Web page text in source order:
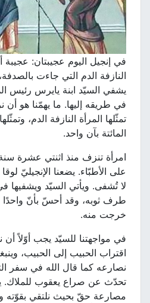
في إنجيل اليوم عجيبتان: عجيبة
النازفة الدم التي جاءت بالصدفة،
يشفي السيّد ابنة يايرس رئيس
في طريقه إليها. ما يهمّنا هو أن
تمثّلها المرأة النازفة الدم،
المائتة بآن واحد.
امرأة تنزف منذ اثنتي عشرة سنة
على الأطبّاء. يضعنا الإنجيليّ
لا تُشفى. ويأتي السيّد ويشفيها
طرف ثوبه، وقد أحسّ بأنّ واحدًا
خرجت منه.
في مواجهتنا للسيّد يجب أوّلاً أن
اقتراب الحبيب إلى الحبيب،
تحدّث عن صراع يعقوب للملاك.
مصارعة حقّ بحيث نلتقي بقوّته